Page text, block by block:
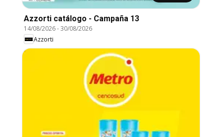
Azzorti catálogo - Campaña 13
14/08/2026-30/08/2026
Azzorti